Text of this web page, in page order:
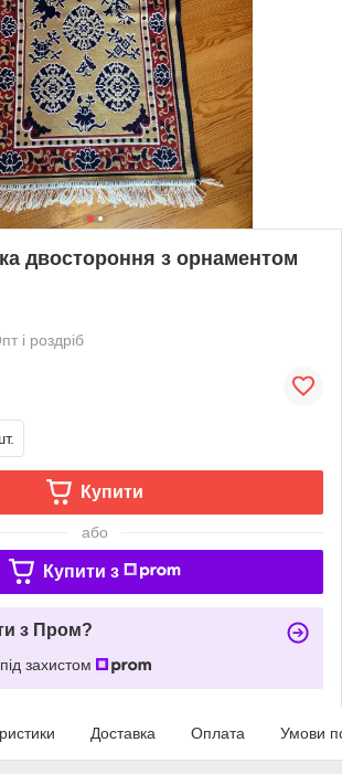
двостороння з орнаментом
і роздріб
Купити
або
Купити з
з Пром?
захистом
Доставка Оплата Умови